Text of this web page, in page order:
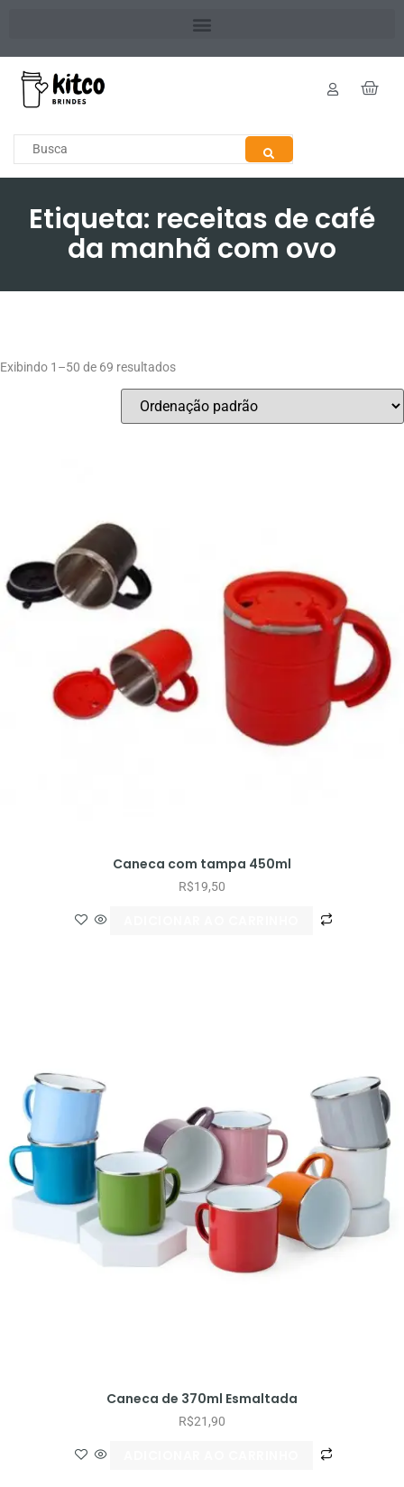
Etiqueta: receitas de café
da manhã com ovo
Exibindo 1–50 de 69 resultados
Caneca com tampa 450ml
R$19,50
Caneca de 370ml Esmaltada
R$21,90